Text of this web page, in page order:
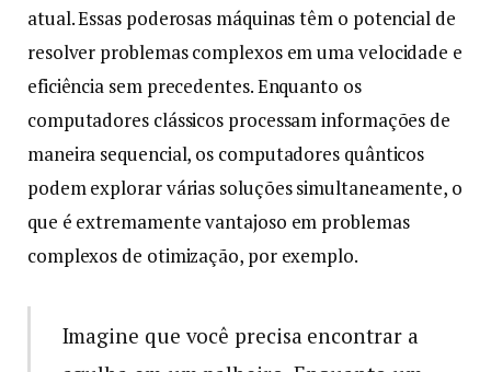
atual. Essas poderosas máquinas têm o potencial de
resolver problemas complexos em uma velocidade e
eficiência sem precedentes. Enquanto os
computadores clássicos processam informações de
maneira sequencial, os computadores quânticos
podem explorar várias soluções simultaneamente, o
que é extremamente vantajoso em problemas
complexos de otimização, por exemplo.
Imagine que você precisa encontrar a